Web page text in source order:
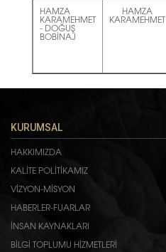
HAMZA
KARAMEHMET
- DOĞUŞ
BOBİNAJ
HAMZA
KARAMEHMET
KURUMSAL
HAKKIMIZDA
KALİTE POLİTİKAMIZ
VİZYON-MİSYON
HABERLER-FUARLAR
İNSAN KAYNAKLARI
BİLGİ TOPLUMU HİZMETLERİ